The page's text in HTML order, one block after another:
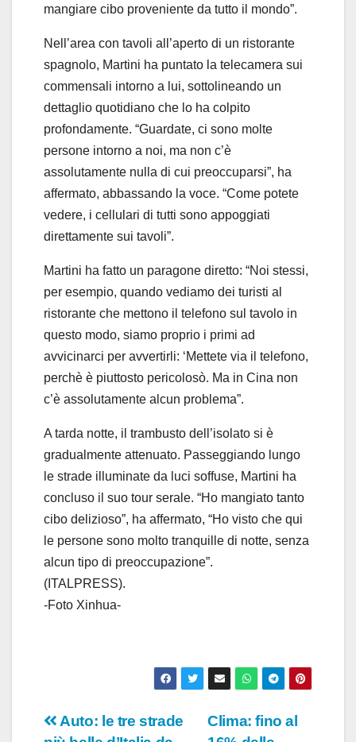
mangiare cibo proveniente da tutto il mondo”.
Nell’area con tavoli all’aperto di un ristorante
spagnolo, Martini ha puntato la telecamera sui
commensali intorno a lui, sottolineando un
dettaglio quotidiano che lo ha colpito
profondamente. “Guardate, ci sono molte
persone intorno a noi, ma non c’è
assolutamente nulla di cui preoccuparsi”, ha
affermato, abbassando la voce. “Come potete
vedere, i cellulari di tutti sono appoggiati
direttamente sui tavoli”.
Martini ha fatto un paragone diretto: “Noi stessi,
per esempio, quando vediamo dei turisti al
ristorante che mettono il telefono sul tavolo in
questo modo, siamo proprio i primi ad
avvicinarci per avvertirli: ‘Mettete via il telefono,
perchè è piuttosto pericolosò. Ma in Cina non
c’è assolutamente alcun problema”.
A tarda notte, il trambusto dell’isolato si è
gradualmente attenuato. Passeggiando lungo
le strade illuminate da luci soffuse, Martini ha
concluso il suo tour serale. “Ho mangiato tanto
cibo delizioso”, ha affermato, “Ho visto che qui
le persone sono molto tranquille di notte, senza
alcun tipo di preoccupazione”.
(ITALPRESS).
-Foto Xinhua-
Navigazione
Clima: fino al
Auto: le tre strade